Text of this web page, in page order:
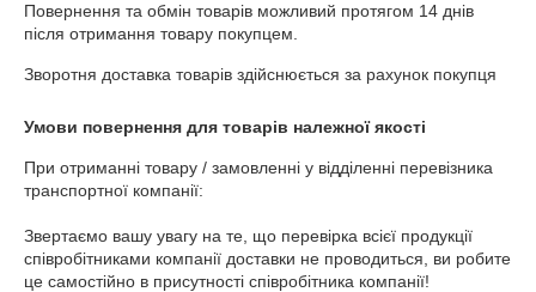
Повернення та обмін товарів можливий протягом 14 днів
після отримання товару покупцем.
Зворотня доставка товарів здійснюється за рахунок покупця
Умови повернення для товарів належної якості
При отриманні товару / замовленні у відділенні перевізника
транспортної компанії:
Звертаємо вашу увагу на те, що перевірка всієї продукції
співробітниками компанії доставки не проводиться, ви робите
це самостійно в присутності співробітника компанії!